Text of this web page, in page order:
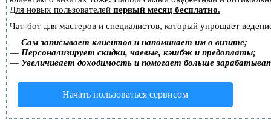
Для новых пользователей первый месяц бесплатно.
Чат-бот для мастеров и специалистов, который упрощает
— Сам записывает клиентов и напоминает им о визите;
— Персонализирует скидки, чаевые, кэшбэк и предоплаты;
— Увеличивает доходимость и помогает больше
Начать пользоваться сервисом